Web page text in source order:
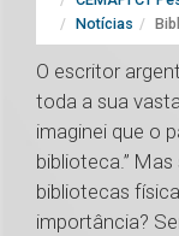
Notícias
O escritor
toda a sua
imaginei que o
biblioteca.”
bibliotecas
importância?